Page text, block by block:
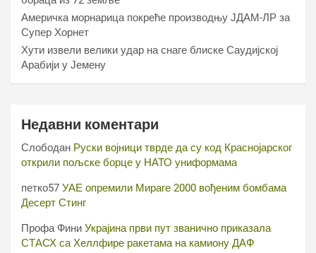
Америчка морнарица покреће производњу ЈДАМ-ЛР за
Супер Хорнет
Хути извели велики удар на снаге блиске Саудијској
Арабији у Јемену
Недавни коментари
Слободан Руски војници тврде да су код Краснојарског
открили пољске борце у НАТО униформама
петко57 УАЕ опремили Мираге 2000 вођеним бомбама
Десерт Стинг
Профа Фини Украјина први пут званично приказала
СТАСХ са Хеллфире ракетама на камиону ДАФ